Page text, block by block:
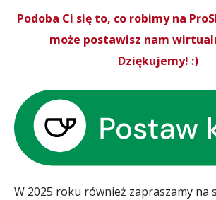
Podoba Ci się to, co robimy na
może postawisz nam
Dziękujemy! :)
W 2025 roku również zapraszamy na